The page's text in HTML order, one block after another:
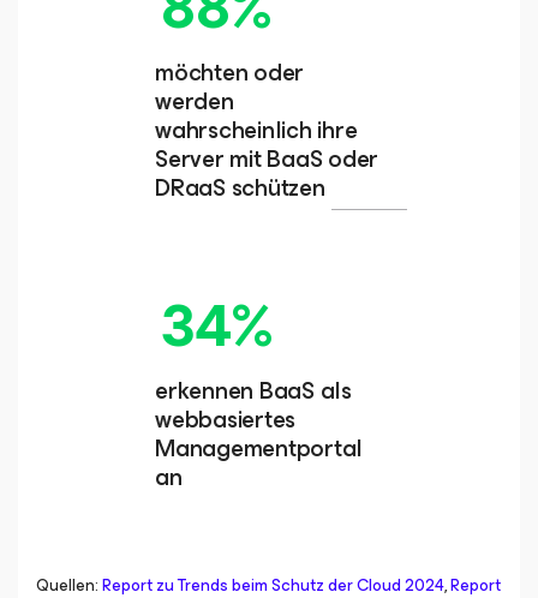
möchten oder
werden
wahrscheinlich ihre
Server mit BaaS oder
DRaaS schützen
34%
erkennen BaaS als
webbasiertes
Managementportal
an
Quellen:Report zu Trends beim Schutz der Cloud 2024,Report